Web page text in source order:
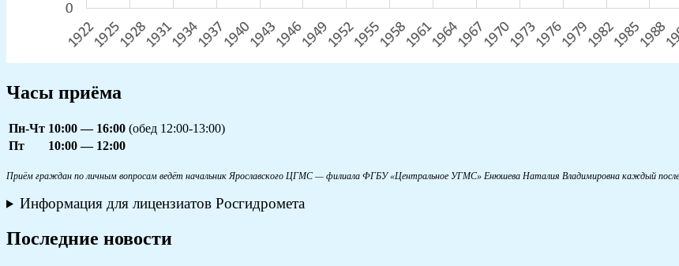
Часы приёма
Пн-Чт 10:00 — 16:00 (обед 12:00-13:00)
Пт
10:00 — 12:00
Приём граждан по личным вопросам ведёт начальник Ярославского ЦГМС — филиала ФГБУ «Центральное УГМС» Енюшева Наталия Владимировна каждый
Информация для лицензиатов Росгидромета
Последние новости